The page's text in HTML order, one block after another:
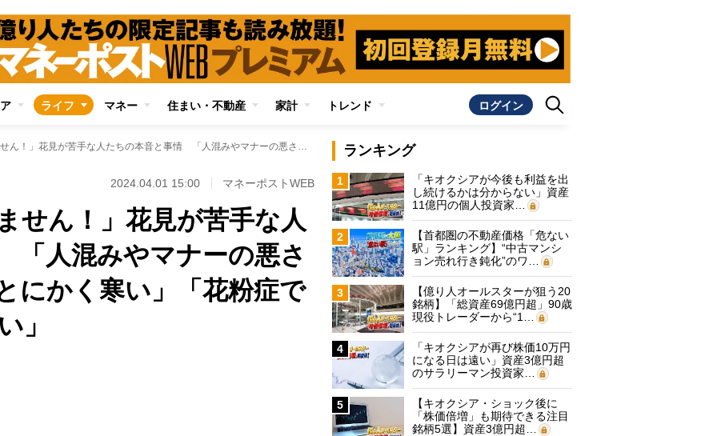
ライフ マネー 住まい・不動産 家計 トレンド ログイン
「誘われても行きません！」花見が苦手な人たちの本音と事情 「人混みやマナーの悪さに気が滅入る」「とにかく寒い」「花粉症でそれどころじゃない」
2024.04.01 15:00 マネーポストWEB
せん！」花見が苦手な人
人混みやマナーの悪さ
にかく寒い」「花粉症で
」
ランキング
1
「キオクシアが今後も利益を出
し続けるかは分からない」資産
11億円の個人投資家…
2
【首都圏の不動産価格「危ない
駅」ランキング】“中古マンシ
ョン売れ行き鈍化”のワ…
3
【億り人オールスターが狙う20
銘柄】「総資産69億円超」90歳
現役トレーダーから“1…
4
「キオクシアが再び株価10万円
になる日は遠い」資産3億円超
のサラリーマン投資家…
5
【キオクシア・ショック後に
「株価倍増」も期待できる注目
銘柄5選】資産3億円超…